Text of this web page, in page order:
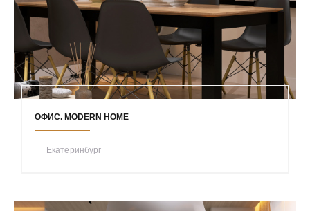
ОФИС. MODERN HOME
Екатеринбург